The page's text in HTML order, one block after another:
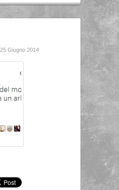
25 Giugno 2014